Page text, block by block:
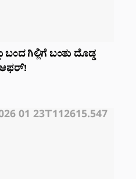
ಗಿಲ್ಲಿಗೆ ಬಂತು ದೊಡ್ಡ
ಆಫರ್!